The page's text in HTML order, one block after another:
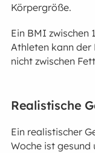
Körpergröße.
Ein BMI zwischen
Athleten kann der
nicht zwischen
Realistische
Ein realistischer
Woche ist